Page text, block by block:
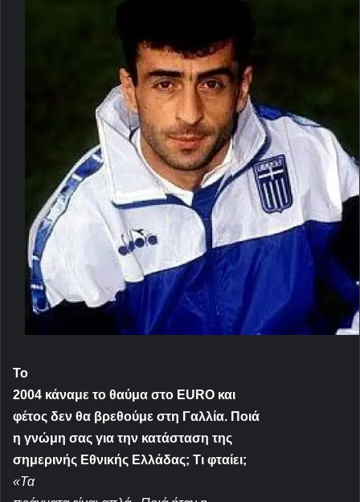
Το
2004 κάναμε το θαύμα στο EURO και
φέτος δεν θα βρεθούμε στη Γαλλία. Ποιά
η γνώμη σας για την κατάσταση της
σημερινής Εθνικής Ελλάδας; Τι φταίει;
«Τα